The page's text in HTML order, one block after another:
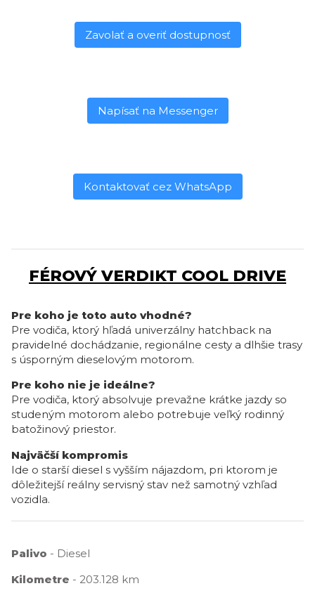
Zavolať a overiť dostupnosť
Napísať na Messenger
Kontaktovať cez WhatsApp
FÉROVÝ VERDIKT COOL DRIVE
Pre koho je toto auto vhodné?
Pre vodiča, ktorý hľadá univerzálny hatchback na
pravidelné dochádzanie, regionálne cesty a dlhšie trasy
s úsporným dieselovým motorom.
Pre koho nie je ideálne?
Pre vodiča, ktorý absolvuje prevažne krátke jazdy so
studeným motorom alebo potrebuje veľký rodinný
batožinový priestor.
Najväčší kompromis
Ide o starší diesel s vyšším nájazdom, pri ktorom je
dôležitejší reálny servisný stav než samotný vzhľad
vozidla.
Palivo - Diesel
Kilometre - 203.128 km